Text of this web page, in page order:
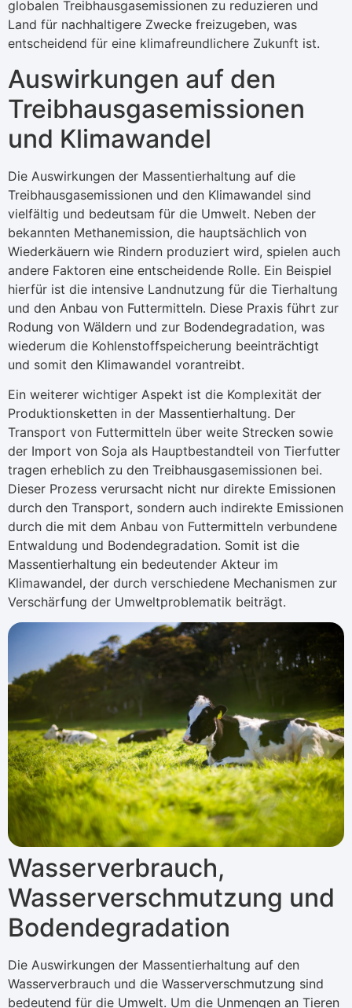
globalen Treibhausgasemissionen zu reduzieren und
Land für nachhaltigere Zwecke freizugeben, was
entscheidend für eine klimafreundlichere Zukunft ist.
Auswirkungen auf den
Treibhausgasemissionen
und Klimawandel
Die Auswirkungen der Massentierhaltung auf die
Treibhausgasemissionen und den Klimawandel sind
vielfältig und bedeutsam für die Umwelt. Neben der
bekannten Methanemission, die hauptsächlich von
Wiederkäuern wie Rindern produziert wird, spielen auch
andere Faktoren eine entscheidende Rolle. Ein Beispiel
hierfür ist die intensive Landnutzung für die Tierhaltung
und den Anbau von Futtermitteln. Diese Praxis führt zur
Rodung von Wäldern und zur Bodendegradation, was
wiederum die Kohlenstoffspeicherung beeinträchtigt
und somit den Klimawandel vorantreibt.
Ein weiterer wichtiger Aspekt ist die Komplexität der
Produktionsketten in der Massentierhaltung. Der
Transport von Futtermitteln über weite Strecken sowie
der Import von Soja als Hauptbestandteil von Tierfutter
tragen erheblich zu den Treibhausgasemissionen bei.
Dieser Prozess verursacht nicht nur direkte Emissionen
durch den Transport, sondern auch indirekte Emissionen
durch die mit dem Anbau von Futtermitteln verbundene
Entwaldung und Bodendegradation. Somit ist die
Massentierhaltung ein bedeutender Akteur im
Klimawandel, der durch verschiedene Mechanismen zur
Verschärfung der Umweltproblematik beiträgt.
Wasserverbrauch,
Wasserverschmutzung und
Bodendegradation
Die Auswirkungen der Massentierhaltung auf den
Wasserverbrauch und die Wasserverschmutzung sind
bedeutend für die Umwelt. Um die Unmengen an Tieren